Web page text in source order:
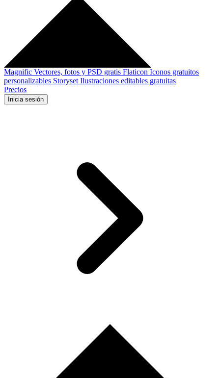
Magnific Vectores, fotos y PSD gratis Flaticon Iconos gratuitos
personalizables Storyset Ilustraciones editables gratuitas
Precios
Inicia sesión